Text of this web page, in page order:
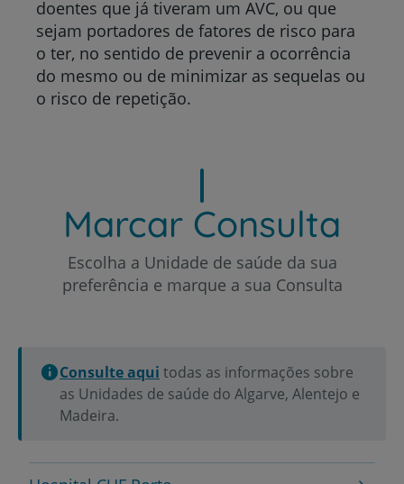
doentes que já tiveram um AVC, ou que
sejam portadores de fatores de risco para
o ter, no sentido de prevenir a ocorrência
do mesmo ou de minimizar as sequelas ou
o risco de repetição.
Marcar Consulta
Escolha a Unidade de saúde da sua
preferência e marque a sua Consulta
Consulte aqui todas as informações sobre
as Unidades de saúde do Algarve, Alentejo e
Madeira.